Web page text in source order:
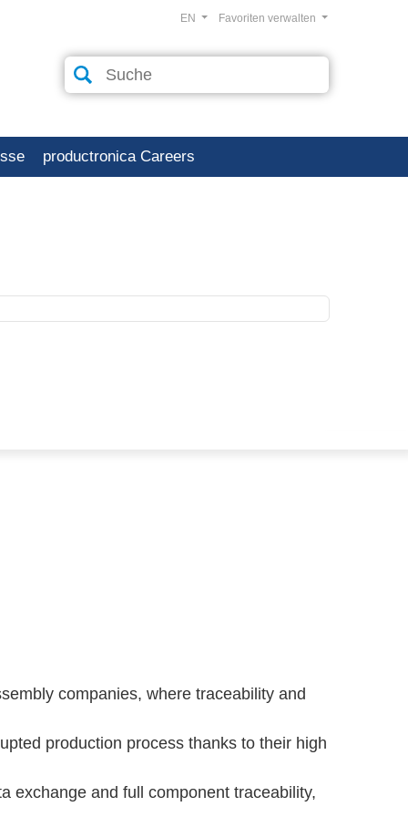
Favoriten verwalten
EN
productronica Careers
companies, where traceability and
production process thanks to their high
exchange and full component traceability,